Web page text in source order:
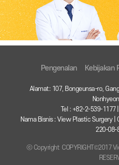
Pengenalan Kebijakan
Alamat: 107, Bongeunsa-ro,
Tel : +82-2-539-
Nama Bisnis : View Plastic Surgery |
220-08-
ⓒ Copyright COPYRIGHT©2017